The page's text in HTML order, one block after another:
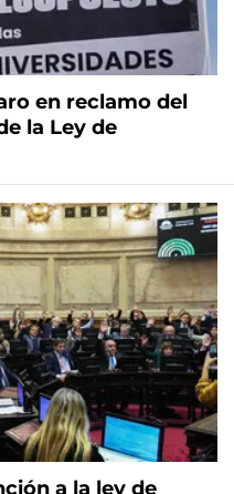
en reclamo del
la Ley de
a la ley de